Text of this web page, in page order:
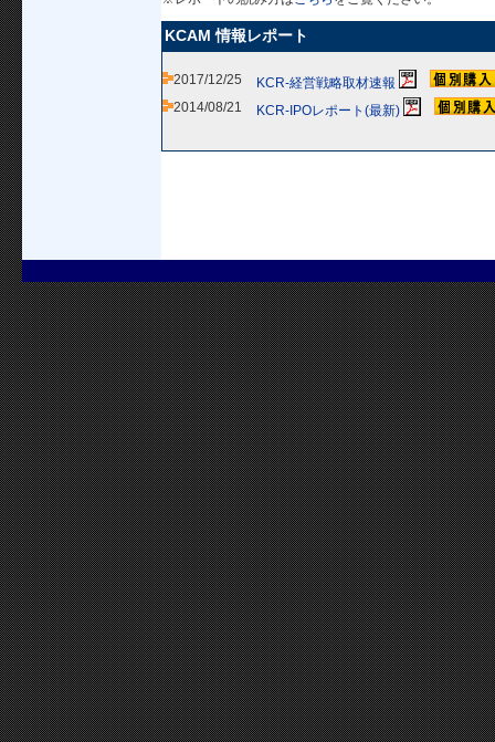
KCAM 情報レポート
2017/12/25
KCR-経営戦略取材速報
2014/08/21
KCR-IPOレポート(最新)